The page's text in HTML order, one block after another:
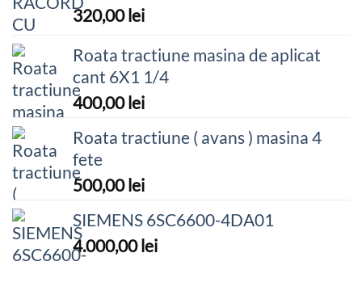
320,00lei
Roata tractiune masina de aplicat
cant 6X1 1/4
400,00lei
Roata tractiune ( avans ) masina 4
fete
500,00lei
SIEMENS 6SC6600-4DA01
4.000,00lei